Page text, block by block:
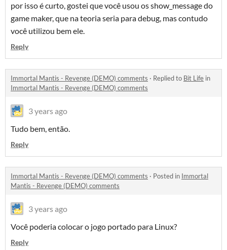
por isso é curto, gostei que você usou os show_message do
game maker, que na teoria seria para debug, mas contudo
você utilizou bem ele.
Reply
Immortal Mantis - Revenge (DEMO) comments · Replied to Bit Life in
Immortal Mantis - Revenge (DEMO) comments
3 years ago
Tudo bem, então.
Reply
Immortal Mantis - Revenge (DEMO) comments · Posted in Immortal
Mantis - Revenge (DEMO) comments
3 years ago
Você poderia colocar o jogo portado para Linux?
Reply